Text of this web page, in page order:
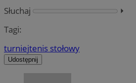
Słuchaj
⏵︎
Tagi:
turniejtenis stołowy
Udostępnij